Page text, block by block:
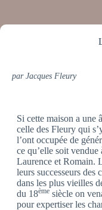
par Jacques Fleury
Si cette maison a une
celle des Fleury qui
l’ont occupée de
ce qu’elle soit vendue
Laurence et Romain.
leurs successeurs des
dans les plus vieilles
du 18ème siècle on
pour expertiser les